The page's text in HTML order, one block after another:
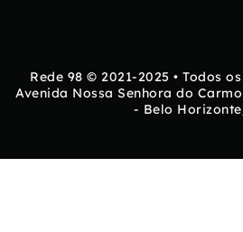
Rede 98 © 2021-2025 • Todos
Avenida Nossa Senhora do
- Belo